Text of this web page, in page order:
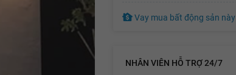
1.15 tỷ
Vay mua bất động sản này
NHÂN VIÊN HỖ TRỢ 24/7